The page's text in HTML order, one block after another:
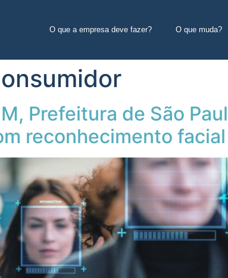
O que a empresa deve fazer? O que muda?
Prefeitura de São
reconhecimento facial